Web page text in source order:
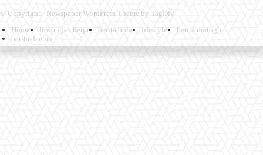
© Copyright - Newspaper WordPress Theme by TagDiv
Home
lowongan kerja berita bola lifestyle
berita motogp
berita daerah